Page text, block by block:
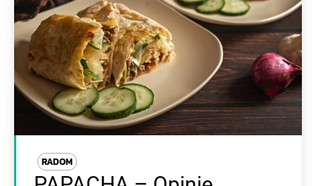
RADOM